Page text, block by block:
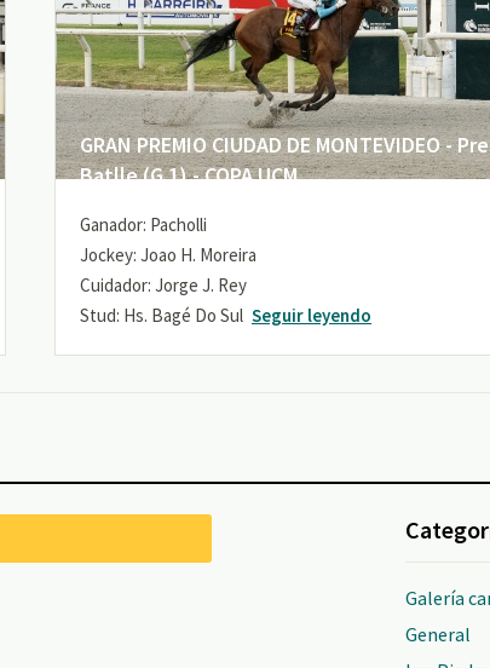
GRAN PREMIO CIUDAD DE MONTEVIDEO -
Batlle (G 1) - COPA UCM
Ganador: Pacholli
Jockey: Joao H. Moreira
Cuidador: Jorge J. Rey
Stud: Hs. Bagé Do Sul Seguir leyendo
Galería
General